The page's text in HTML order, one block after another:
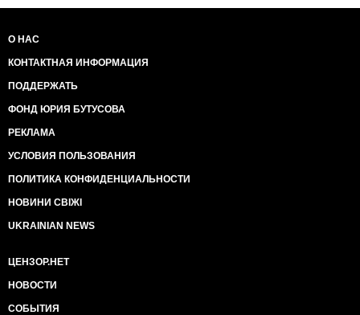
О НАС
КОНТАКТНАЯ ИНФОРМАЦИЯ
ПОДДЕРЖАТЬ
ФОНД ЮРИЯ БУТУСОВА
РЕКЛАМА
УСЛОВИЯ ПОЛЬЗОВАНИЯ
ПОЛИТИКА КОНФИДЕНЦИАЛЬНОСТИ
НОВИНИ СВІЖІ
UKRAINIAN NEWS
ЦЕНЗОР.НЕТ
НОВОСТИ
СОБЫТИЯ